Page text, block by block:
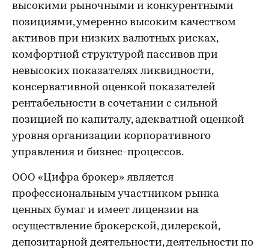
высокими рыночными и конкурентными
позициями, умеренно высоким качеством
активов при низких валютных рисках,
комфортной структурой пассивов при
невысоких показателях ликвидности,
консервативной оценкой показателей
рентабельности в сочетании с сильной
позицией по капиталу, адекватной оценкой
уровня организации корпоративного
управления и бизнес-процессов.
ООО «Цифра брокер» является
профессиональным участником рынка
ценных бумаг и имеет лицензии на
осуществление брокерской, дилерской,
депозитарной деятельности, деятельности по